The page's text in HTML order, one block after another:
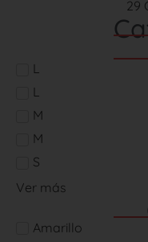
29
L
L
M
M
S
Ver más
Amarillo